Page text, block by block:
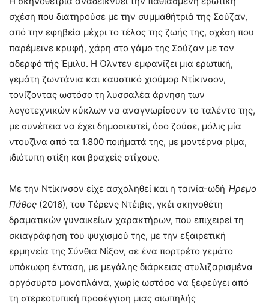
σχέση που διατηρούσε με την συμμαθήτριά της Σούζαν,
από την εφηβεία μέχρι το τέλος της ζωής της, σχέση που
παρέμεινε κρυφή, χάρη στο γάμο της Σούζαν με τον
αδερφό τής Έμιλυ. Η Όλντεν εμφανίζει μια ερωτική,
γεμάτη ζωντάνια και καυστικό χιούμορ Ντίκινσον,
τονίζοντας ωστόσο τη λυσσαλέα άρνηση των
λογοτεχνικών κύκλων να αναγνωρίσουν το ταλέντο της,
με συνέπεια να έχει δημοσιευτεί, όσο ζούσε, μόλις μία
ντουζίνα από τα 1.800 ποιήματά της, με μοντέρνα ρίμα,
ιδιότυπη στίξη και βραχείς στίχους.
Με την Ντίκινσον είχε ασχοληθεί και η ταινία-ωδή Ήρεμο
Πάθος (2016), του Τέρενς Ντέιβις, γκέι σκηνοθέτη
δραματικών γυναικείων χαρακτήρων, που επιχειρεί τη
σκιαγράφηση του ψυχισμού της, με την εξαιρετική
ερμηνεία της Σύνθια Νίξον, σε ένα πορτρέτο γεμάτο
υπόκωφη ένταση, με μεγάλης διάρκειας στυλιζαρισμένα
αργόσυρτα μονοπλάνα, χωρίς ωστόσο να ξεφεύγει από
τη στερεοτυπική προσέγγιση μιας σιωπηλής